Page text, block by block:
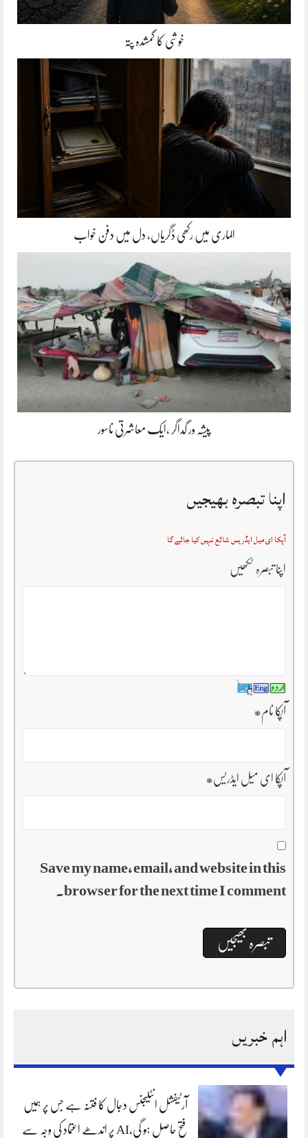
خوشی کا گمشدہ پتہ
الماری میں رکھی ڈگریاں، دل میں دفن خواب
پیشہ ور گداگر ،ایک معاشرتی ناسور
اپنا تبصرہ بھیجیں
آپکا ای میل ایڈریس شائع نہیں کیا جائے گا
اپنا تبصرہ لکھیں
آپکا نام*
آپکا ای میل ایڈریس*
Save my name, email, and website in this
browser for the next time I comment.
اہم خبریں
آرٹیفشل انٹلیجنس دجال کا فتنہ ہے جس پر ہمیں
فتح حاصل ہو گی،AI پر اندھے اعتماد کی وجہ سے